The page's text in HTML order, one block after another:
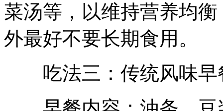
菜汤等，以维持营养均
外最好不要长期食用。
吃法三：传统风味早